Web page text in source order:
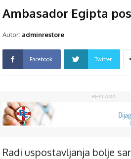
Ambasador Egipta
Autor: adminrestore
Facebook Twitter
- REKLAMA -
Radi uspostavljanja bolje